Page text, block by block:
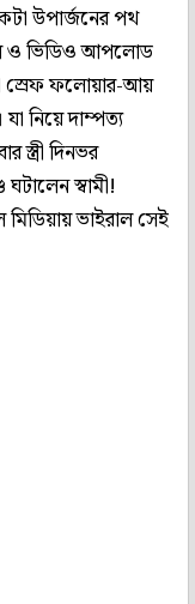
উপার্জনের পথ
ও ভিডিও আপলোড
স্রেফ ফলোয়ার-আয়
নিয়ে দাম্পত্য
দিনভর
স্বামী!
ভাইরাল সেই